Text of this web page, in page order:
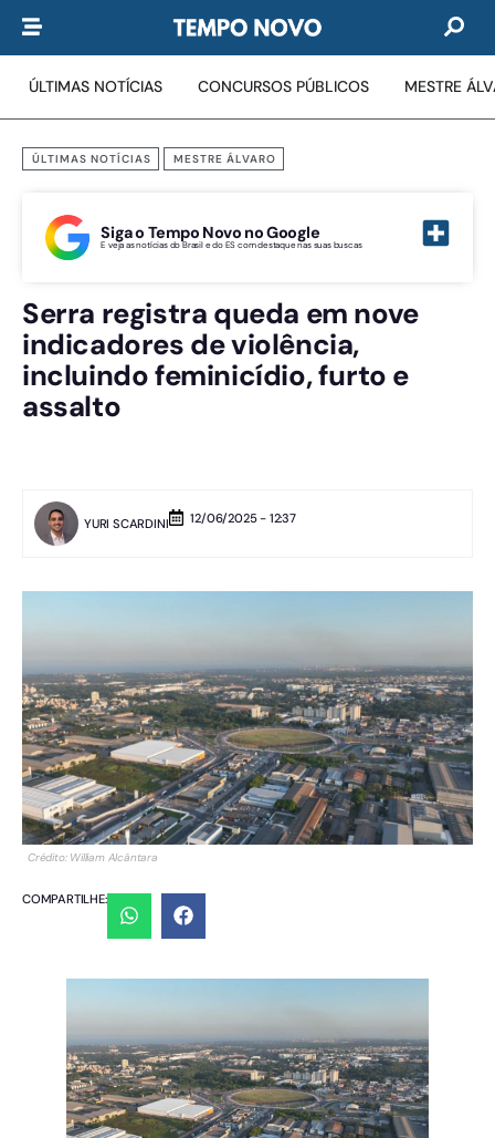
ÚLTIMAS NOTÍCIAS CONCURSOS PÚBLICOS MESTRE
ÚLTIMAS NOTÍCIAS MESTRE ÁLVARO
Siga o Tempo Novo no Google
E veja as notícias do Brasil e do ES com destaque nas suas buscas
Serra registra queda em nove
indicadores de violência,
incluindo feminicídio, furto e
assalto
YURI SCARDINI 12/06/2025 - 12:37
Crédito: William Alcântara
COMPARTILHE: